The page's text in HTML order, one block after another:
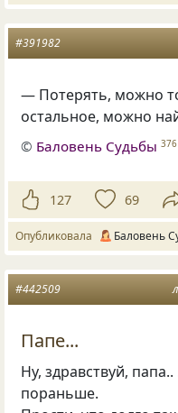
#391982
— Потерять, можно
остальное, можно
© Баловень Судьбы 376
127 69
Опубликовала Баловень
#442509
Папе...
Ну, здравствуй,
пораньше.